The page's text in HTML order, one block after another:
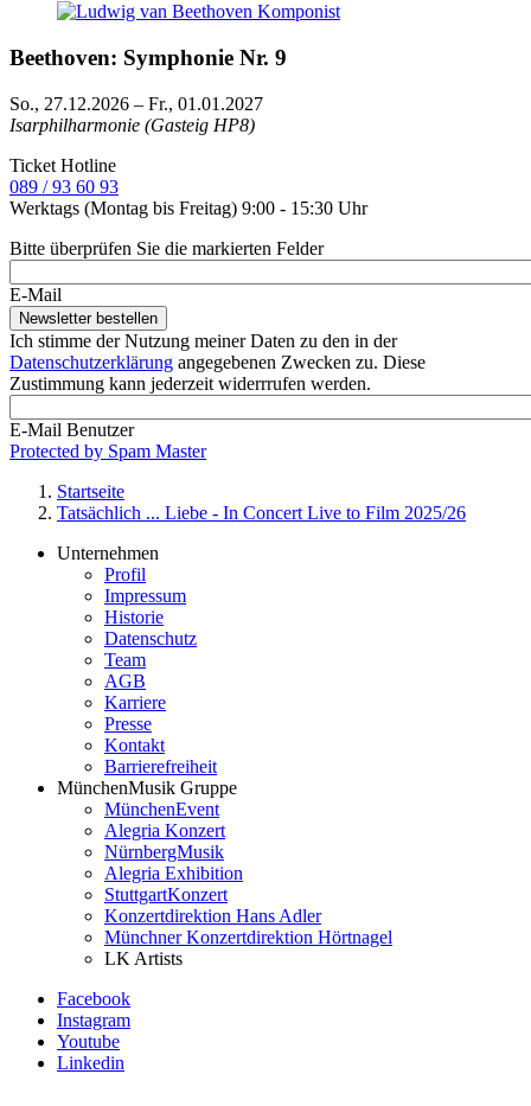
Beethoven: Symphonie Nr. 9
So., 27.12.2026 – Fr., 01.01.2027
Isarphilharmonie (Gasteig HP8)
Ticket Hotline
089 / 93 60 93
Werktags (Montag bis Freitag) 9:00 - 15:30 Uhr
Bitte überprüfen Sie die markierten Felder
E-Mail
Ich stimme der Nutzung meiner Daten zu den in der
Datenschutzerklärung angegebenen Zwecken zu. Diese
Zustimmung kann jederzeit widerrrufen werden.
E-Mail Benutzer
Protected by Spam Master
Pfadnavigation
Startseite
Tatsächlich ... Liebe - In Concert Live to Film 2025/26
Footer
Service-
MünchenMusik
Unternehmen
Profil
Impressum
Historie
Datenschutz
Team
AGB
Karriere
Presse
Kontakt
Barrierefreiheit
MünchenMusik Gruppe
MünchenEvent
Alegria Konzert
NürnbergMusik
Alegria Exhibition
StuttgartKonzert
Konzertdirektion Hans Adler
Münchner Konzertdirektion Hörtnagel
LK Artists
Facebook
Instagram
Youtube
Linkedin